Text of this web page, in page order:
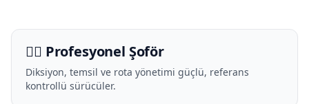
🧑‍✈️ Profesyonel Şoför
Diksiyon, temsil ve rota yönetimi güçlü, referans
kontrollü sürücüler.